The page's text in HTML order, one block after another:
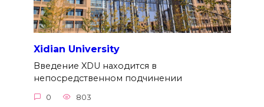
Xidian University
Введение XDU находится в
непосредственном подчинении
0 803